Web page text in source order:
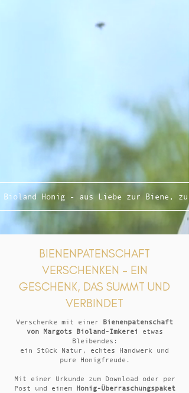
Bioland Honig - aus Liebe zur Biene,
BIENENPATENSCHAFT
VERSCHENKEN – EIN
GESCHENK, DAS SUMMT UND
VERBINDET
Verschenke mit einer Bienenpatenschaft
von Margots Bioland-Imkerei
etwas
Bleibendes:
ein Stück Natur, echtes Handwerk und
pure Honigfreude.
Mit einer Urkunde zum Download oder per
Post und einem Honig-Überraschungspaket